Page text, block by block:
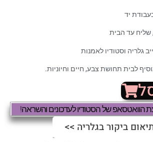
יד
שליח עד הבית
גלריה וסטודיו לאמנות
לבית תחושת צבע, חיים וחיוניות.
הוואטסאפ של הסטודיו לעדכונים והשראה!
ביקור בגלריה >>